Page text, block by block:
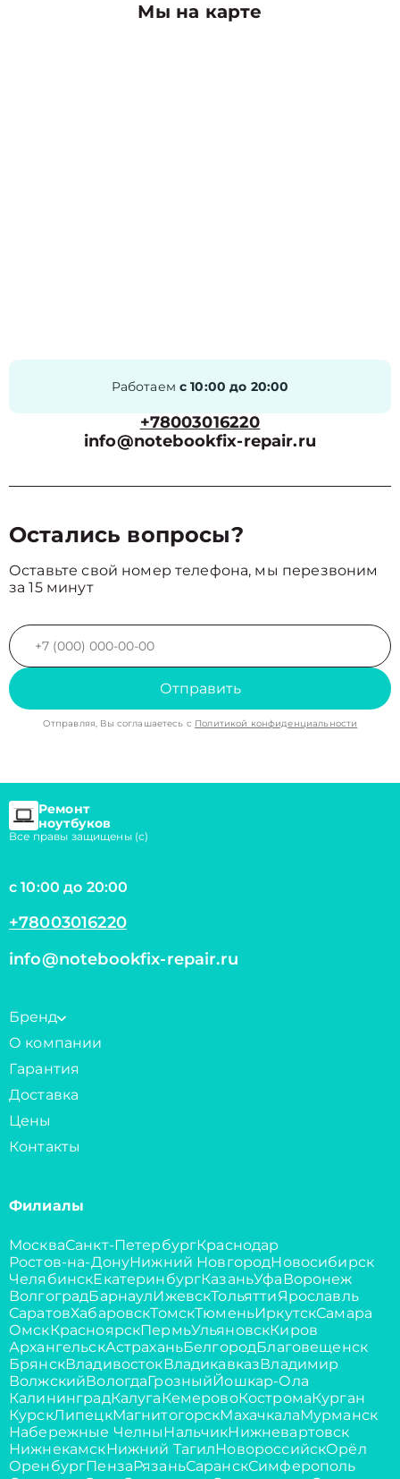
Мы на карте
Работаем с 10:00 до 20:00
+78003016220
info@notebookfix-repair.ru
Остались вопросы?
Оставьте свой номер телефона, мы перезвоним
за 15 минут
Отправить
Отправляя, Вы соглашаетесь с Политикой конфиденциальности
Ремонт
ноутбуков
Все правы защищены (с)
с 10:00 до 20:00
+78003016220
info@notebookfix-repair.ru
Бренд
О компании
Гарантия
Доставка
Цены
Контакты
Филиалы
МоскваСанкт-ПетербургКраснодар
Ростов-на-ДонуНижний НовгородНовосибирск
ЧелябинскЕкатеринбургКазаньУфаВоронеж
ВолгоградБарнаулИжевскТольяттиЯрославль
СаратовХабаровскТомскТюменьИркутскСамара
ОмскКрасноярскПермьУльяновскКиров
АрхангельскАстраханьБелгородБлаговещенск
БрянскВладивостокВладикавказВладимир
ВолжскийВологдаГрозныйЙошкар-Ола
КалининградКалугаКемеровоКостромаКурган
КурскЛипецкМагнитогорскМахачкалаМурманск
Набережные ЧелныНальчикНижневартовск
НижнекамскНижний ТагилНовороссийскОрёл
ОренбургПензаРязаньСаранскСимферополь